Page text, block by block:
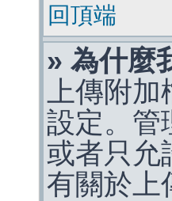
回頂端
» 為什麼
上傳附加
設定。管
或者只允
有關於上